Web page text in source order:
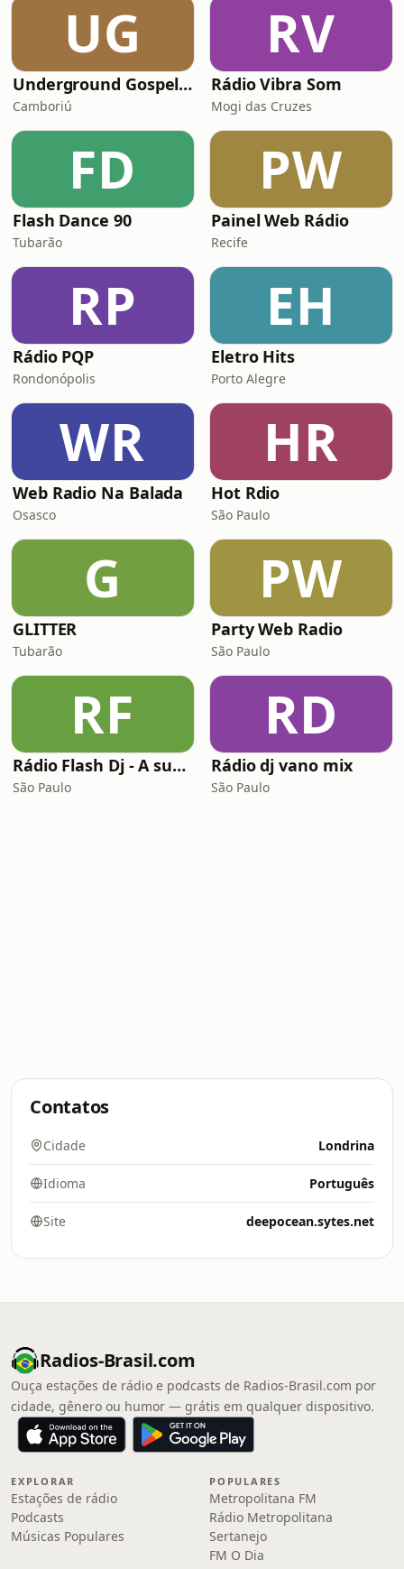
UG
Underground Gospel Radio
Camboriú
RV
Rádio Vibra Som
Mogi das Cruzes
FD
Flash Dance 90
Tubarão
PW
Painel Web Rádio
Recife
RP
Rádio PQP
Rondonópolis
EH
Eletro Hits
Porto Alegre
WR
Web Radio Na Balada
Osasco
HR
Hot Rdio
São Paulo
G
GLITTER
Tubarão
PW
Party Web Radio
São Paulo
RF
Rádio Flash Dj - A sua webrádio de música eletrônica!
São Paulo
RD
Rádio dj vano mix
São Paulo
Contatos
Cidade Londrina
Idioma Português
Site deepocean.sytes.net
Radios-Brasil.com
Ouça estações de rádio e podcasts de Radios-Brasil.com por
cidade, gênero ou humor — grátis em qualquer dispositivo.
EXPLORAR
Estações de rádio
Podcasts
Músicas Populares
POPULARES
Metropolitana FM
Rádio Metropolitana
Sertanejo
FM O Dia